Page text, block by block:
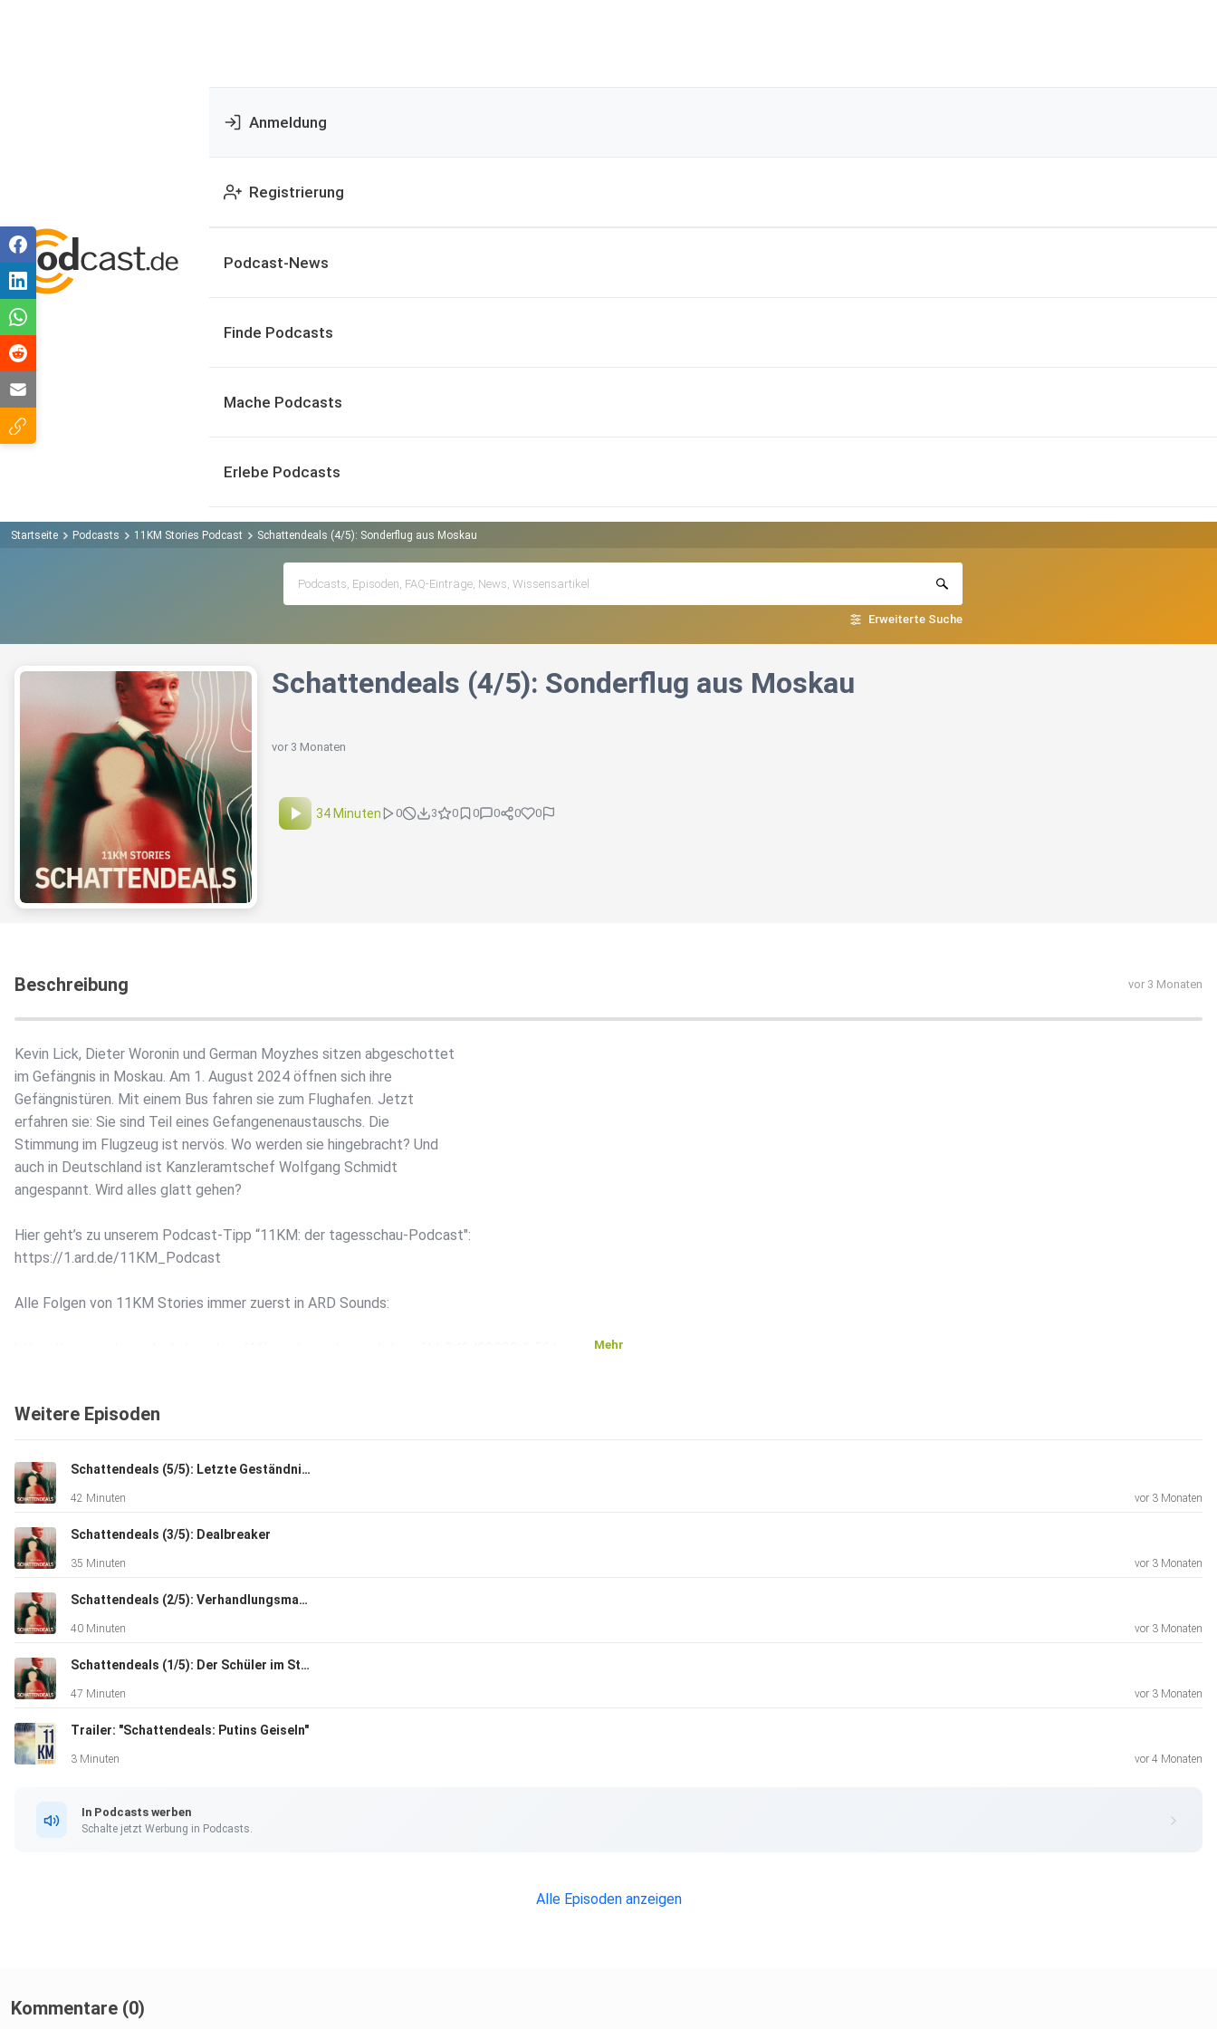
Anmeldung
Registrierung
Podcast-News
Finde Podcasts
Mache Podcasts
Erlebe Podcasts
Startseite Podcasts 11KM Stories Podcast Schattendeals (4/5): Sonderflug aus Moskau
Erweiterte Suche
Schattendeals (4/5): Sonderflug aus Moskau
vor 3 Monaten
34 Minuten 0 3 0 0 0 0 0
Beschreibung vor 3 Monaten
Kevin Lick, Dieter Woronin und German Moyzhes sitzen abgeschottet
im Gefängnis in Moskau. Am 1. August 2024 öffnen sich ihre
Gefängnistüren. Mit einem Bus fahren sie zum Flughafen. Jetzt
erfahren sie: Sie sind Teil eines Gefangenenaustauschs. Die
Stimmung im Flugzeug ist nervös. Wo werden sie hingebracht? Und
auch in Deutschland ist Kanzleramtschef Wolfgang Schmidt
angespannt. Wird alles glatt gehen?
Hier geht’s zu unserem Podcast-Tipp “11KM: der tagesschau-Podcast":
https://1.ard.de/11KM_Podcast
Alle Folgen von 11KM Stories immer zuerst in ARD Sounds:
Host: Franka Hennes
Redaktion: Birgit Frank und Till Ottlitz
Redaktion 11KM Stories: Jasmin Klofta
Regie: Ron Schickler
Ton und Technik: Fabian Zweck
Sounddesign: Martha Bahr
Faktencheck: NDR Archiv - Team Faktencheck
Distribution: Kerstin Ammermann, Nils Kinkel, Pola Nathusius und
“Schattendeals: Putins Geiseln” ist eine Produktion des BR
des NDR. 11KM Stories hört ihr in ARD Sounds und überall da, wo es
Podcasts gibt.
Hintergrund-Geräusche nachgestellt. Alle Interview-Töne sind real.
Mehr
Weitere Episoden
Schattendeals (5/5): Letzte Geständnisse
42 Minuten vor 3 Monaten
Schattendeals (3/5): Dealbreaker
35 Minuten vor 3 Monaten
Schattendeals (2/5): Verhandlungsmasse
40 Minuten vor 3 Monaten
Schattendeals (1/5): Der Schüler im Straflager
47 Minuten vor 3 Monaten
Trailer: "Schattendeals: Putins Geiseln"
3 Minuten vor 4 Monaten
In Podcasts werben
Schalte jetzt Werbung in Podcasts.
Alle Episoden anzeigen
Kommentare (0)